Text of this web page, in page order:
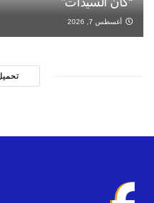
أغسطس 7, 2026